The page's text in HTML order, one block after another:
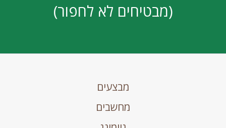
(מבטיחים לא לחפור)
מחשבים